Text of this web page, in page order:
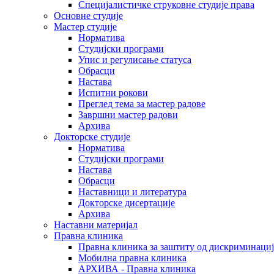
Специјалистичке струковне студије права
Основне студије
Мастер студије
Норматива
Студијски програми
Упис и регулисање статуса
Обрасци
Настава
Испитни рокови
Преглед тема за мастер радове
Завршни мастер радови
Архива
Докторске студије
Норматива
Студијски програми
Настава
Обрасци
Наставници и литература
Докторске дисертације
Архива
Наставни материјал
Правна клиника
Правна клиника за заштиту од
Мобилна правна клиника
АРХИВА - Правна клиника